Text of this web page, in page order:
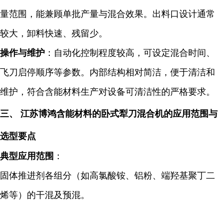
量范围，能兼顾单批产量与混合效果。出料口设计通常
较大，卸料快速、残留少。
操作与维护 ：自动化控制程度较高，可设定混合时间、
飞刀启停顺序等参数。内部结构相对简洁，便于清洁和
维护，符合含能材料生产对设备可清洁性的严格要求。
三、 江苏博鸿含能材料的卧式犁刀混合机的应用范围与
选型要点
典型应用范围 ：
固体推进剂各组分（如高氯酸铵、铝粉、端羟基聚丁二
烯等）的干混及预混。